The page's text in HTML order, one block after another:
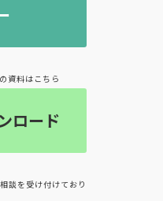
資料はこちら
ロード
談を受け付けており